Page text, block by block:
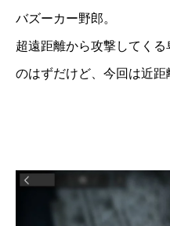
バズーカー野郎。
超遠距離から攻撃してくる
のはずだけど、今回は近距